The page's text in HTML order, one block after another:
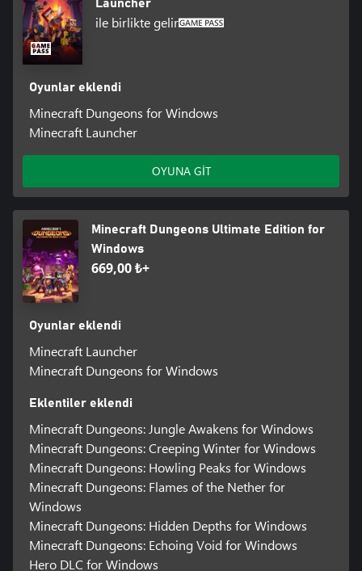
Launcher
ile birlikte gelir
Oyunlar eklendi
Minecraft Dungeons for Windows
Minecraft Launcher
OYUNA GİT
Minecraft Dungeons Ultimate Edition for
Windows
669,00 ₺+
Oyunlar eklendi
Minecraft Launcher
Minecraft Dungeons for Windows
Eklentiler eklendi
Minecraft Dungeons: Jungle Awakens for Windows
Minecraft Dungeons: Creeping Winter for Windows
Minecraft Dungeons: Howling Peaks for Windows
Minecraft Dungeons: Flames of the Nether for
Windows
Minecraft Dungeons: Hidden Depths for Windows
Minecraft Dungeons: Echoing Void for Windows
Hero DLC for Windows